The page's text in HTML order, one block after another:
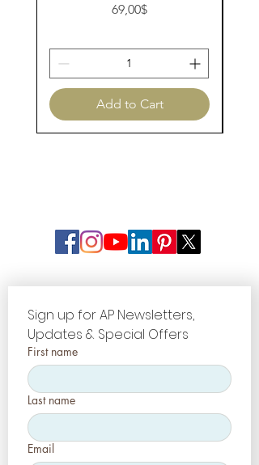
Price
69,00$
Add to Cart
Sign up for AP Newsletters,
Updates & Special Offers
First name
Last name
Email